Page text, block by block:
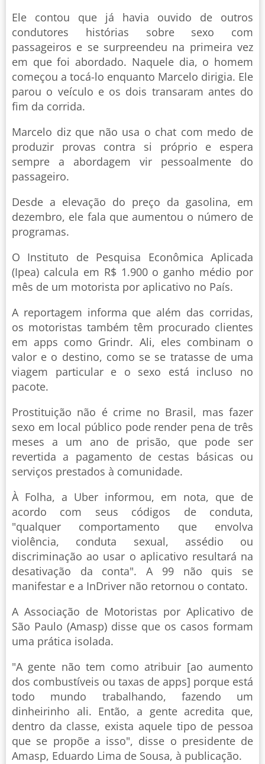
Ele contou que já havia ouvido de outros
condutores histórias sobre sexo com
passageiros e se surpreendeu na primeira vez
em que foi abordado. Naquele dia, o homem
começou a tocá-lo enquanto Marcelo dirigia. Ele
parou o veículo e os dois transaram antes do
fim da corrida.
Marcelo diz que não usa o chat com medo de
produzir provas contra si próprio e espera
sempre a abordagem vir pessoalmente do
passageiro.
Desde a elevação do preço da gasolina, em
dezembro, ele fala que aumentou o número de
programas.
O Instituto de Pesquisa Econômica Aplicada
(Ipea) calcula em R$ 1.900 o ganho médio por
mês de um motorista por aplicativo no País.
A reportagem informa que além das corridas,
os motoristas também têm procurado clientes
em apps como Grindr. Ali, eles combinam o
valor e o destino, como se se tratasse de uma
viagem particular e o sexo está incluso no
pacote.
Prostituição não é crime no Brasil, mas fazer
sexo em local público pode render pena de três
meses a um ano de prisão, que pode ser
revertida a pagamento de cestas básicas ou
serviços prestados à comunidade.
À Folha, a Uber informou, em nota, que de
acordo com seus códigos de conduta,
"qualquer comportamento que envolva
violência, conduta sexual, assédio ou
discriminação ao usar o aplicativo resultará na
desativação da conta". A 99 não quis se
manifestar e a InDriver não retornou o contato.
A Associação de Motoristas por Aplicativo de
São Paulo (Amasp) disse que os casos formam
uma prática isolada.
"A gente não tem como atribuir [ao aumento
dos combustíveis ou taxas de apps] porque está
todo mundo trabalhando, fazendo um
dinheirinho ali. Então, a gente acredita que,
dentro da classe, exista aquele tipo de pessoa
que se propõe a isso", disse o presidente de
Amasp, Eduardo Lima de Sousa, à publicação.